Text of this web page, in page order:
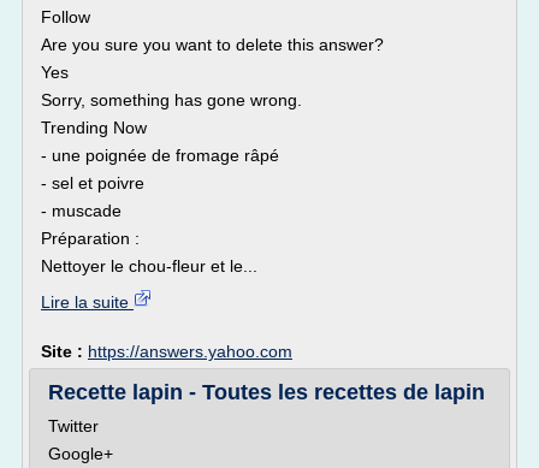
Follow
Are you sure you want to delete this answer?
Yes
Sorry, something has gone wrong.
Trending Now
- une poignée de fromage râpé
- sel et poivre
- muscade
Préparation :
Nettoyer le chou-fleur et le...
Lire la suite
Site : https://answers.yahoo.com
Recette lapin - Toutes les recettes de lapin
Twitter
Google+